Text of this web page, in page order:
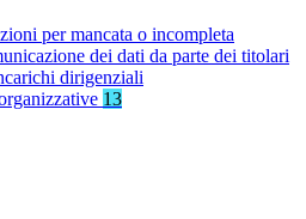
per mancata o incompleta
dei dati da parte dei titolari
dirigenziali
13